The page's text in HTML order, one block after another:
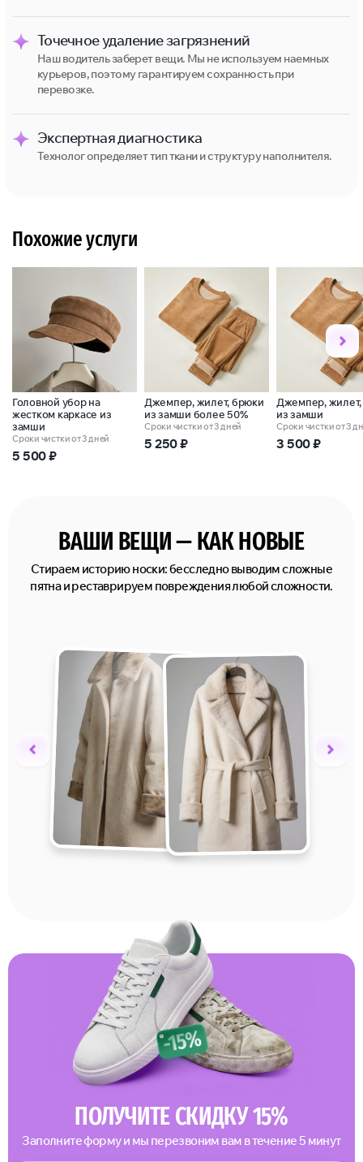
Точечное удаление загрязнений
Наш водитель заберет вещи. Мы не используем наемных
курьеров, поэтому гарантируем сохранность при
перевозке.
Экспертная диагностика
Технолог определяет тип ткани и структуру наполнителя.
Похожие услуги
Головной убор на
жестком каркасе из
замши
Сроки чистки от 3 дней
5 500₽
Джемпер, жилет, брюки
из замши более 50%
Сроки чистки от 3 дней
5 250₽
Джемпер,
из замши
Сроки чистки от 3
3 500₽
ВАШИ ВЕЩИ — КАК НОВЫЕ
Стираем историю носки: бесследно выводим сложные
пятна и реставрируем повреждения любой сложности.
ПОЛУЧИТЕ СКИДКУ 15%
Заполните форму и мы перезвоним вам в течение 5 минут